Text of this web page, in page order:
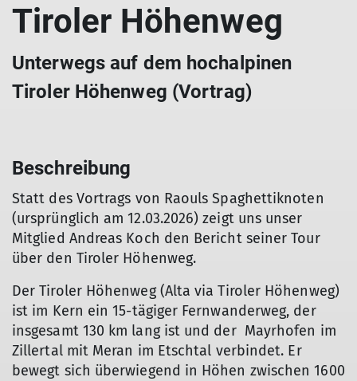
Tiroler Höhenweg
Unterwegs auf dem hochalpinen
Tiroler Höhenweg (Vortrag)
Beschreibung
Statt des Vortrags von Raouls Spaghettiknoten
(ursprünglich am 12.03.2026) zeigt uns unser
Mitglied Andreas Koch den Bericht seiner Tour
über den Tiroler Höhenweg.
Der Tiroler Höhenweg (Alta via Tiroler Höhenweg)
ist im Kern ein 15-tägiger Fernwanderweg, der
insgesamt 130 km lang ist und der Mayrhofen im
Zillertal mit Meran im Etschtal verbindet. Er
bewegt sich überwiegend in Höhen zwischen 1600